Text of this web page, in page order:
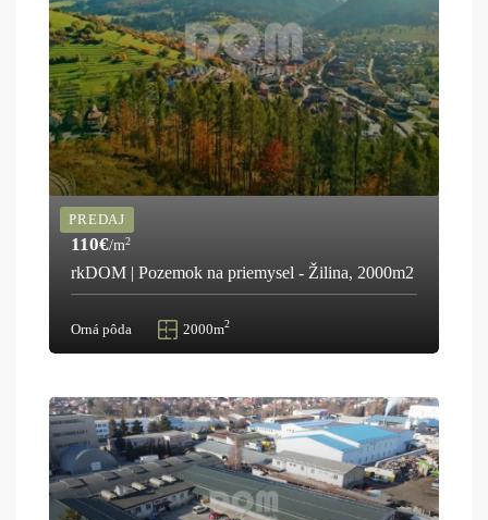
PREDAJ
110€/m2
rkDOM | Pozemok na priemysel - Žilina, 2000m2
Orná pôda 2000m2